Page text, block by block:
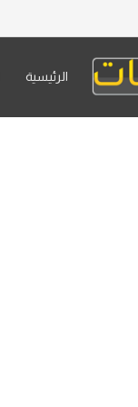
الرئيسية